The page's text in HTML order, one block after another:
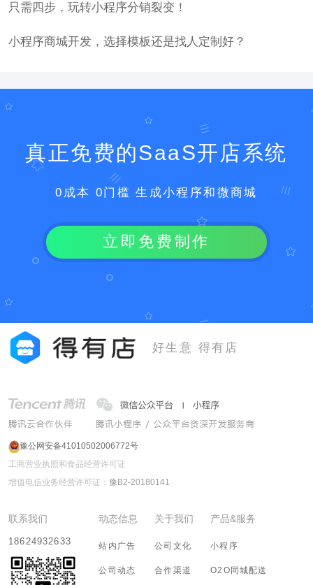
只需四步，玩转小程序分销裂变！
小程序商城开发，选择模板还是找人定制好？
真正免费的SaaS开店系统
0成本 0门槛 生成小程序和微商城
立即免费制作
好生意 得有店
豫公网安备41010502006772号
工商营业执照和食品经营许可证
增值电信业务经营许可证： 豫B2-20180141
联系我们
18624932633
动态信息
站内广告
公司动态
关于我们
公司文化
合作渠道
产品&服务
小程序
O2O同城配送